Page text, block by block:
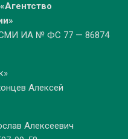
СМИ ИА № ФС 77 — 86874
Алексей
Алексеевич